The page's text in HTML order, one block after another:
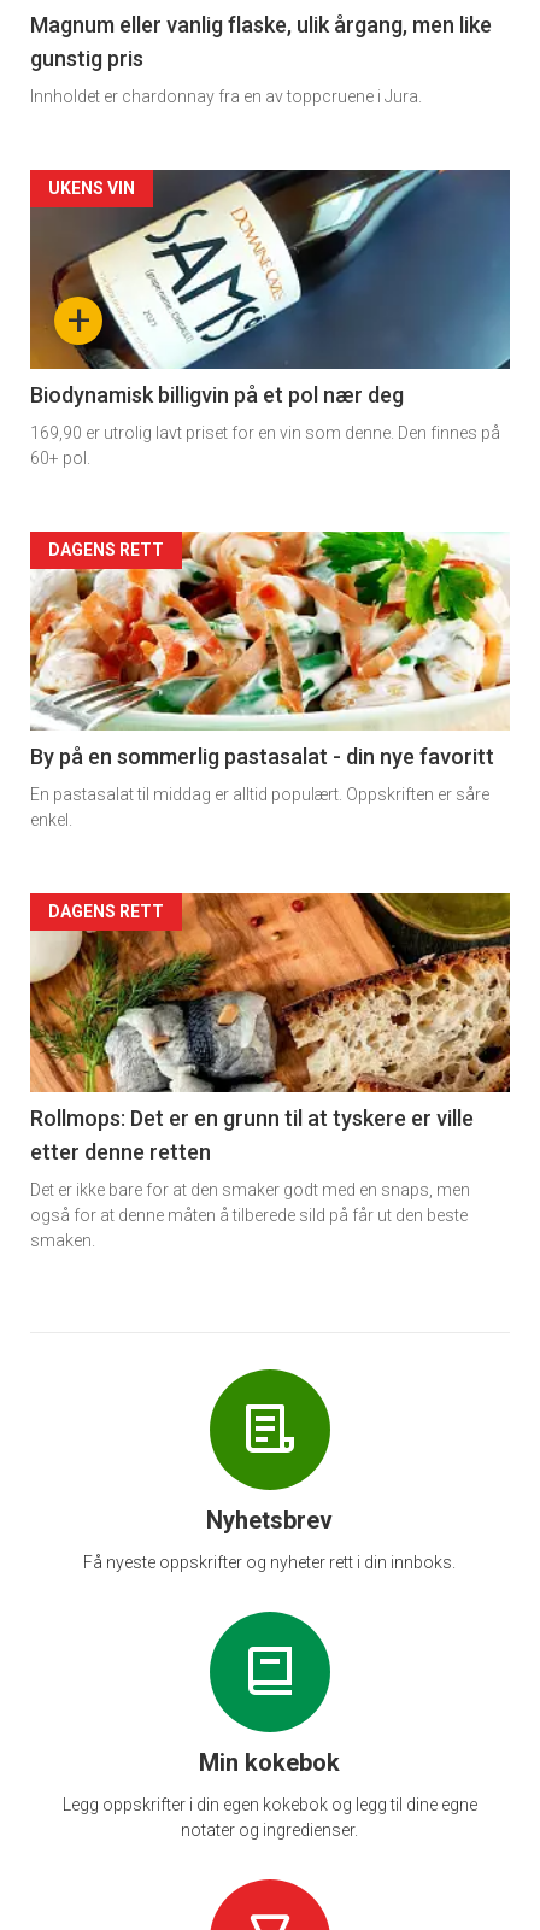
3
Magnum eller vanlig flaske, ulik årgang, men like
gunstig pris
Innholdet er chardonnay fra en av toppcruene i Jura.
Forsiden
akkurat
nå
4
+
UKENS VIN
Biodynamisk billigvin på et pol nær deg
169,90 er utrolig lavt priset for en vin som denne. Den finnes på
60+ pol.
Forsiden
akkurat
nå
-
5
DAGENS RETT
By på en sommerlig pastasalat - din nye favoritt
En pastasalat til middag er alltid populært. Oppskriften er såre
enkel.
Forsiden
akkurat
nå
-
6
DAGENS RETT
Rollmops: Det er en grunn til at tyskere er ville
etter denne retten
Det er ikke bare for at den smaker godt med en snaps, men
også for at denne måten å tilberede sild på får ut den beste
smaken.
Nyhetsbrev
Få nyeste oppskrifter og nyheter rett i din innboks.
Min kokebok
Legg oppskrifter i din egen kokebok og legg til dine egne
notater og ingredienser.